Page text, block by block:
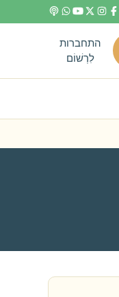
התחברות
לִרְשׁוֹם